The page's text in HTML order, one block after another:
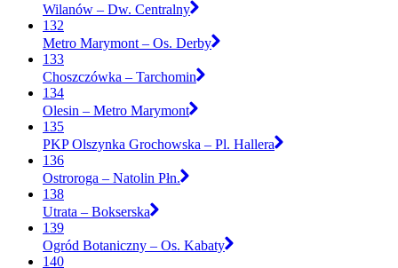
Wilanów – Dw. Centralny
132
Metro Marymont – Os. Derby
133
Choszczówka – Tarchomin
134
Olesin – Metro Marymont
135
PKP Olszynka Grochowska – Pl. Hallera
136
Ostroroga – Natolin Płn.
138
Utrata – Bokserska
139
Ogród Botaniczny – Os. Kabaty
140